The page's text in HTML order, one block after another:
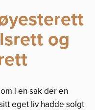
og
i en sak der en
eget liv hadde solgt